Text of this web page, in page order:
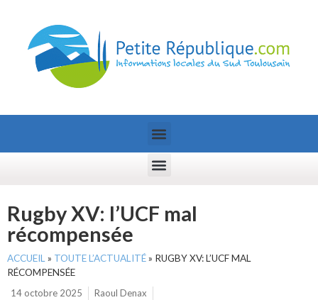
Rugby XV: l’UCF mal
récompensée
ACCUEIL » TOUTE L’ACTUALITÉ» RUGBY XV: L’UCF MAL
RÉCOMPENSÉE
14 octobre 2025
Raoul Denax